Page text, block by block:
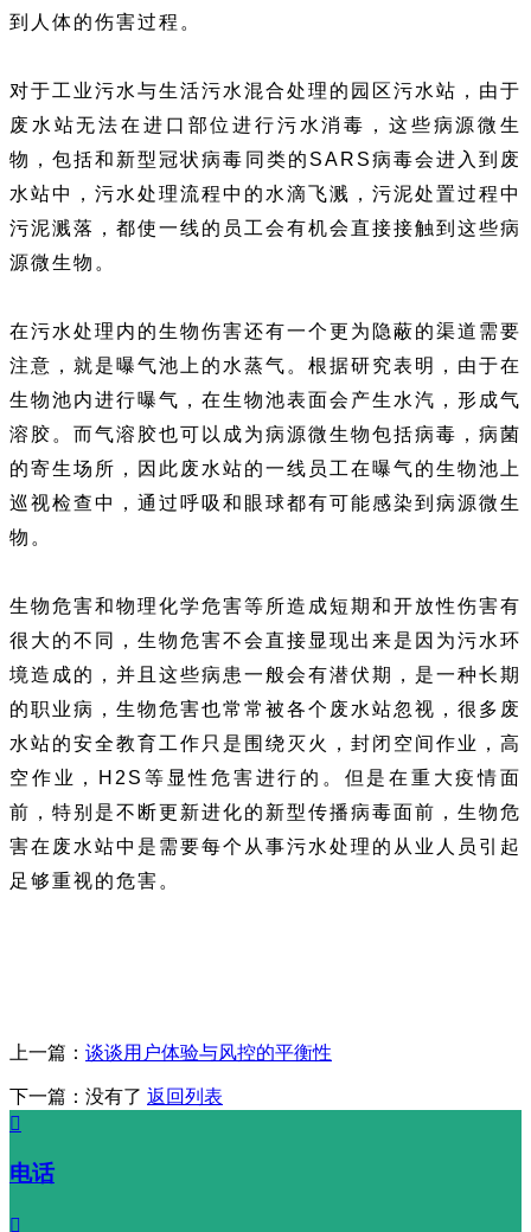
到人体的伤害过程。
对于工业污水与生活污水混合处理的园区污水站，由于
废水站无法在进口部位进行污水消毒，这些病源微生
物，包括和新型冠状病毒同类的SARS病毒会进入到废
水站中，污水处理流程中的水滴飞溅，污泥处置过程中
污泥溅落，都使一线的员工会有机会直接接触到这些病
源微生物。
在污水处理内的生物伤害还有一个更为隐蔽的渠道需要
注意，就是曝气池上的水蒸气。根据研究表明，由于在
生物池内进行曝气，在生物池表面会产生水汽，形成气
溶胶。而气溶胶也可以成为病源微生物包括病毒，病菌
的寄生场所，因此废水站的一线员工在曝气的生物池上
巡视检查中，通过呼吸和眼球都有可能感染到病源微生
物。
生物危害和物理化学危害等所造成短期和开放性伤害有
很大的不同，生物危害不会直接显现出来是因为污水环
境造成的，并且这些病患一般会有潜伏期，是一种长期
的职业病，生物危害也常常被各个废水站忽视，很多废
水站的安全教育工作只是围绕灭火，封闭空间作业，高
空作业，H2S等显性危害进行的。但是在重大疫情面
前，特别是不断更新进化的新型传播病毒面前，生物危
害在废水站中是需要每个从事污水处理的从业人员引起
足够重视的危害。
上一篇： 谈谈用户体验与风控的平衡性
下一篇：没有了 返回列表

电话
